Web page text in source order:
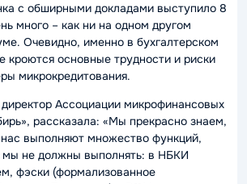
с обширными докладами выступило 8
много – как ни на одном другом
Очевидно, именно в бухгалтерском
кроются основные трудности и риски
микрокредитования.
директор Ассоциации микрофинансовых
рассказала: «Мы прекрасно знаем,
нас выполняют множество функций,
мы не должны выполнять: в НБКИ
фэски (формализованное